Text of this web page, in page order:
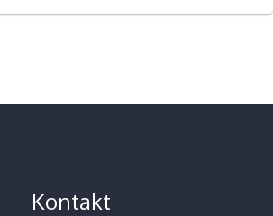
Kontakt